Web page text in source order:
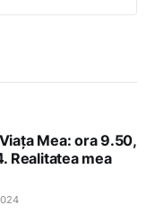
Mea: ora 9.50,
Realitatea mea